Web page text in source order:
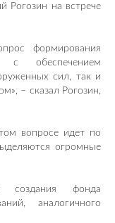
Рогозин на встрече
формирования
с обеспечением
сил, так и
– сказал Рогозин,
вопросе идет по
огромные
создания фонда
аналогичного